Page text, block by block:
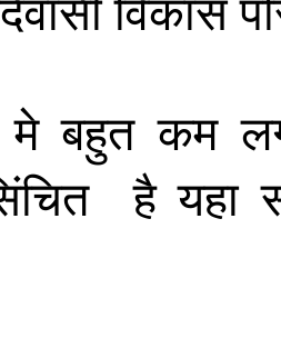
मे बहुत कम
है यहा